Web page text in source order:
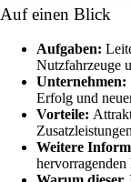
Auf einen Blick
Aufgaben:
Nutzfahrzeuge
Unternehmen:
Erfolg und
Vorteile:
Weitere